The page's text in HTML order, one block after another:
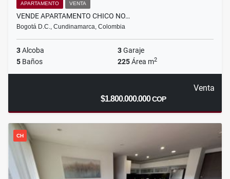
APARTAMENTO VENTA
VENDE APARTAMENTO CHICO NO…
Bogotá D.C., Cundinamarca, Colombia
3Alcoba 3Garaje
5 Baños 225Área m2
Venta
$1.800.000.000COP
CH